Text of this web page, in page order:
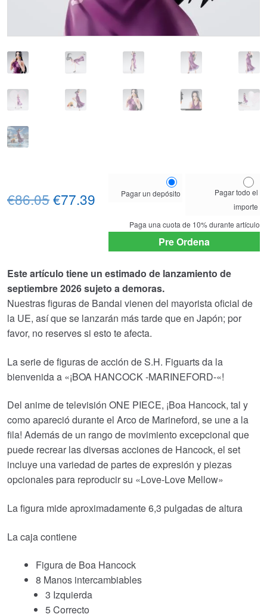
your
option
Pagar un depósito
Pagar todo el
importe
Paga una cuota de 10%durante artículo
Pre Ordena
€86.05El
€86.05.
€77.39
precio
€77.39.
Este artículo tiene un estimado de lanzamiento de
septiembre 2026 sujeto a demoras.
Nuestras figuras de Bandai vienen del mayorista oficial de
la UE, así que se lanzarán más tarde que en Japón; por
favor, no reserves si esto te afecta.
La serie de figuras de acción de S.H. Figuarts da la
bienvenida a «¡BOA HANCOCK -MARINEFORD-«!
Del anime de televisión ONE PIECE, ¡Boa Hancock, tal y
como apareció durante el Arco de Marineford, se une a la
fila! Además de un rango de movimiento excepcional que
puede recrear las diversas acciones de Hancock, el set
incluye una variedad de partes de expresión y piezas
opcionales para reproducir su «Love-Love Mellow»
La figura mide aproximadamente 6,3 pulgadas de altura
La caja contiene
Figura de Boa Hancock
8 Manos intercambiables
3 Izquierda
5 Correcto